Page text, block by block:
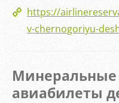
https://
v-chernogoriyu-
авиабилеты